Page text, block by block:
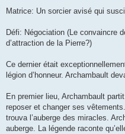
Matrice: Un sorcier avisé qui
Défi: Négociation (Le convaincre
d’attraction de la Pierre?)
Ce dernier était
légion d’honneur. Archambault
En premier lieu, Archambault
reposer et changer ses
trouva l’auberge des miracles.
auberge. La légende raconte